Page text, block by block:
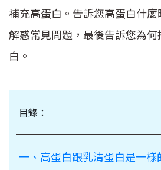
補充高蛋白。告訴您高蛋白什
解惑常見問題，最後告訴您為
白。
目錄：
一、高蛋白跟乳清蛋白是一樣